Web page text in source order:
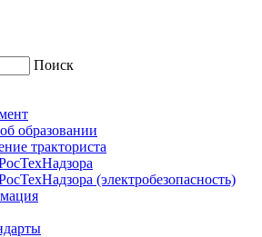
Поиск
образовании
тракториста
(электробезопасность)